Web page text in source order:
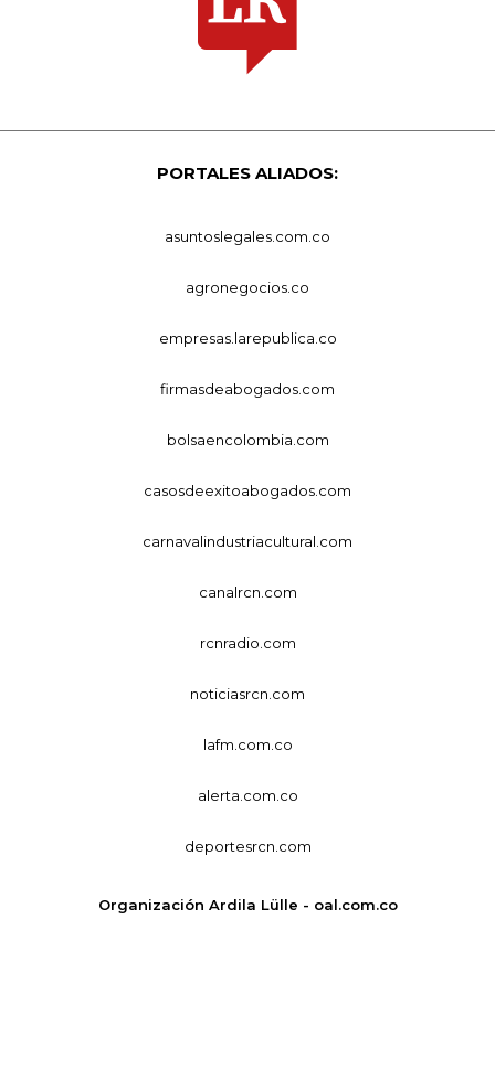
PORTALES ALIADOS:
asuntoslegales.com.co
agronegocios.co
empresas.larepublica.co
firmasdeabogados.com
bolsaencolombia.com
casosdeexitoabogados.com
carnavalindustriacultural.com
canalrcn.com
rcnradio.com
noticiasrcn.com
lafm.com.co
alerta.com.co
deportesrcn.com
Organización Ardila Lülle - oal.com.co